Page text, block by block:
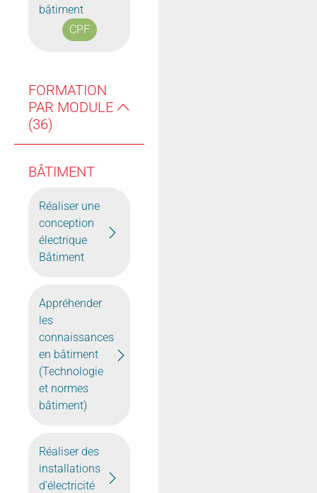
bâtiment
CPF
FORMATION
PAR MODULE
(36)
BÂTIMENT
Réaliser une
conception
électrique
Bâtiment
Appréhender
les
connaissances
en bâtiment
(Technologie
et normes
bâtiment)
Réaliser des
installations
d'électricité